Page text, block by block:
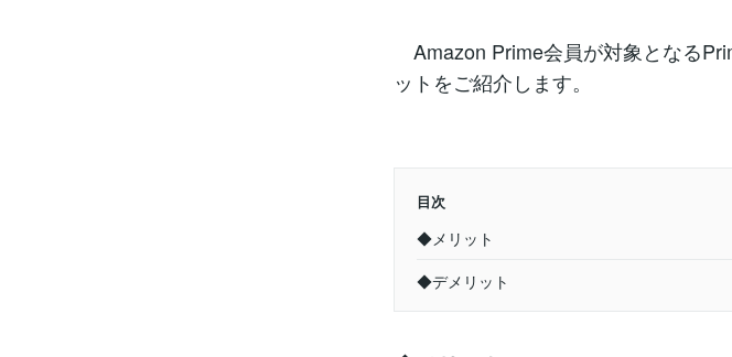
Amazon Prime会員が対象となる
ットをご紹介します。
目次
◆メリット
◆デメリット